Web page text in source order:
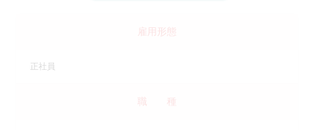
雇用形態
正社員
職 種